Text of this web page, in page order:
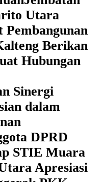
Utara
Berikan
Hubungan
Sinergi
dalam
DPRD
STIE Muara
Apresiasi